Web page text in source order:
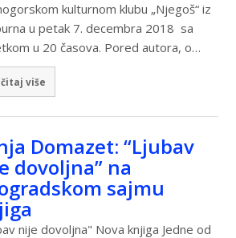
kulturnom klubu „Njegoš“ iz
u petak 7. decembra 2018 sa
u 20 časova. Pored autora, o…
više
Domazet: “Ljubav
dovoljna” na
sajmu
nije dovoljna" Nova knjiga Jedne od